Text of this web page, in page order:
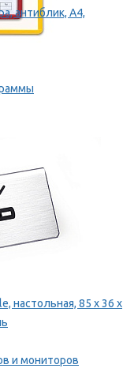
антиблик, А4,
настольная, 85 x 36 x
и мониторов